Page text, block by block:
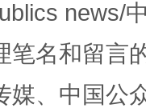
news/
笔名和留言
媒、中国公